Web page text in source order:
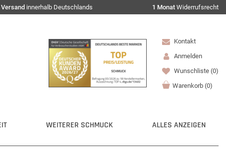
innerhalb Deutschlands 1 Monat Widerrufsrecht
Kontakt
Anmelden
Wunschliste (0)
Warenkorb (0)
WEITERER SCHMUCK ALLES ANZEIGEN